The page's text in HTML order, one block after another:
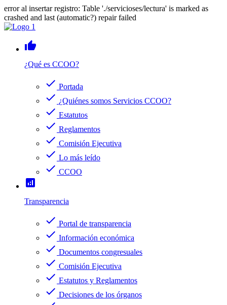
error al insertar registro: Table './servicioses/lectura' is marked as
crashed and last (automatic?) repair failed
thumb_up
¿Qué es CCOO?
check Portada
check ¿Quiénes somos Servicios CCOO?
check Estatutos
check Reglamentos
check Comisión Ejecutiva
check Lo más leído
check CCOO
analytics
Transparencia
check Portal de transparencia
check Información económica
check Documentos congresuales
check Comisión Ejecutiva
check Estatutos y Reglamentos
check Decisiones de los órganos